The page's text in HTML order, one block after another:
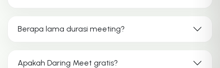
Berapa lama durasi meeting?
Apakah Daring Meet gratis?